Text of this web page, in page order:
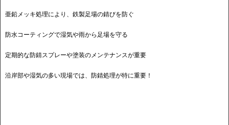
亜鉛メッキ処理により、鉄製足場の錆びを防ぐ
防水コーティングで湿気や雨から足場を守る
定期的な防錆スプレーや塗装のメンテナンスが重要
沿岸部や湿気の多い現場では、防錆処理が特に重要！